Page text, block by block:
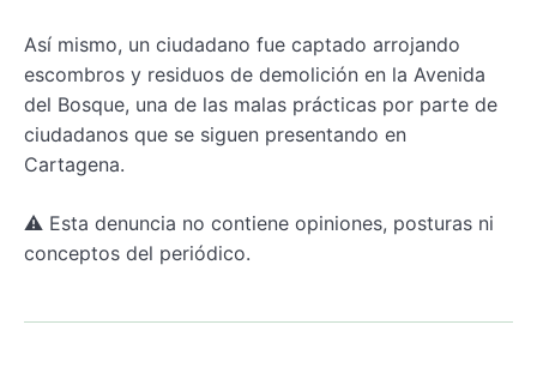
Así mismo, un ciudadano fue captado arrojando
escombros y residuos de demolición en la Avenida
del Bosque, una de las malas prácticas por parte de
ciudadanos que se siguen presentando en
Cartagena.
⚠️ Esta denuncia no contiene opiniones, posturas ni
conceptos del periódico.